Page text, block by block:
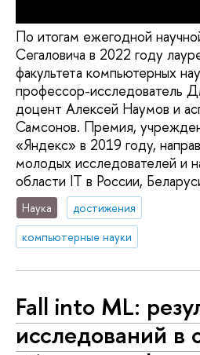
По итогам ежегодной
Сегаловича в 2022 году
факультета компьютерных
профессор-исследователь
доцент Алексей Наумов и
Самсонов. Премия,
«Яндекс» в 2019 году,
молодых исследователей и
области IT в России,
Наука
достижения
компьютерные науки
Fall into ML:
исследований в